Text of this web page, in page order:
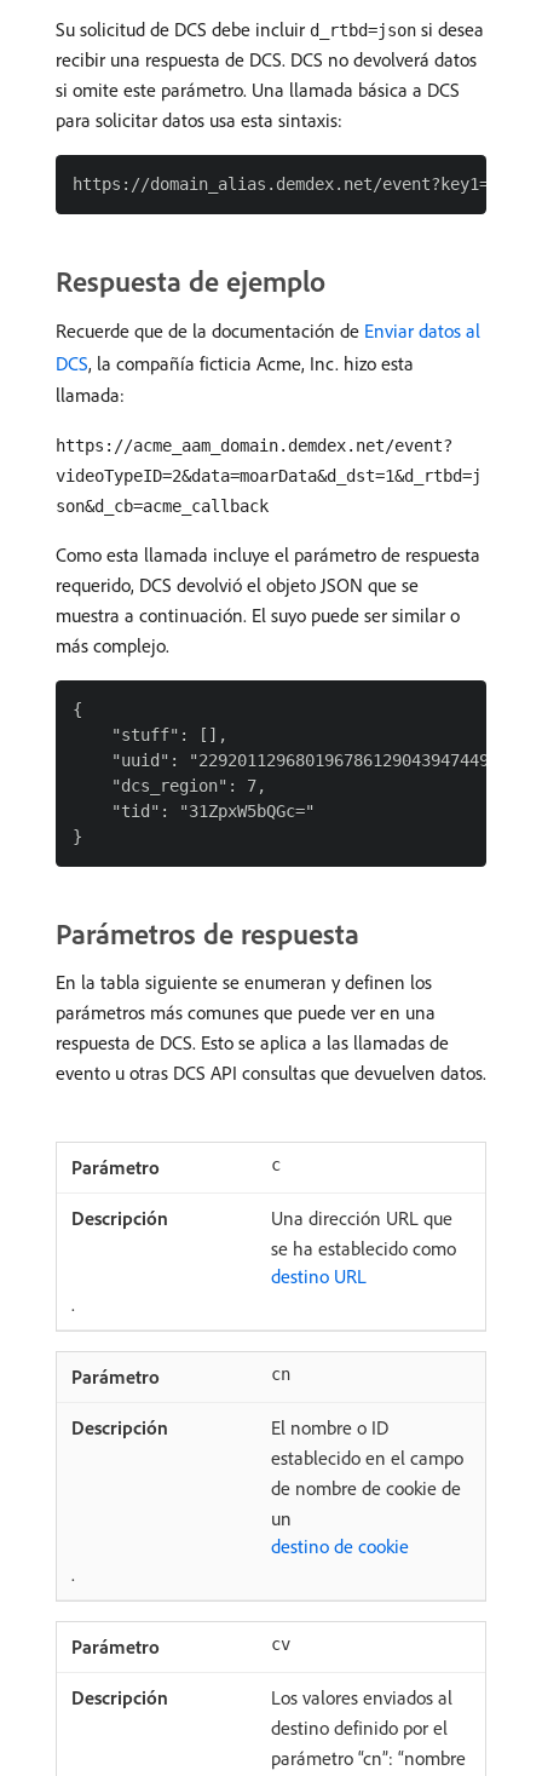
Su solicitud de DCS debe incluir d_rtbd=json si desea
recibir una respuesta de DCS. DCS no devolverá datos
si omite este parámetro. Una llamada básica a DCS
para solicitar datos usa esta sintaxis:
Respuesta de ejemplo
Recuerde que de la documentación de Enviar datos al
DCS, la compañía ficticia Acme, Inc. hizo esta
llamada:
https://acme_aam_domain.demdex.net/event?
videoTypeID=2&data=moarData&d_dst=1&d_rtbd=j
son&d_cb=acme_callback
Como esta llamada incluye el parámetro de respuesta
requerido, DCS devolvió el objeto JSON que se
muestra a continuación. El suyo puede ser similar o
más complejo.
{
    "stuff": [],
"uuid":
    "dcs_region": 7,
    "tid": "31ZpxW5bQGc="
Parámetros de respuesta
En la tabla siguiente se enumeran y definen los
parámetros más comunes que puede ver en una
respuesta de DCS. Esto se aplica a las llamadas de
evento u otras DCS API consultas que devuelven datos.
c
Una dirección URL que
se ha establecido como
destino URL
.
cn
El nombre o ID
establecido en el campo
de nombre de cookie de
un
destino de cookie
.
cv
Los valores enviados al
destino definido por el
parámetro “cn”: “nombre